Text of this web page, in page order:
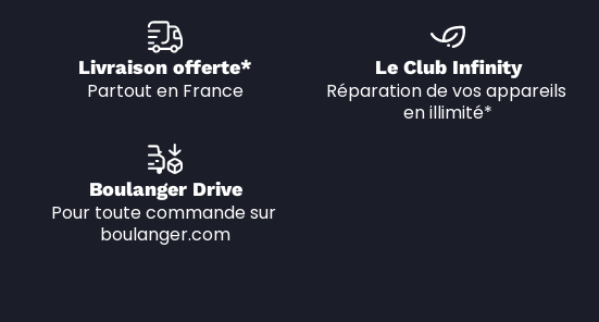
Livraison offerte*
Partout en France
Le Club Infinity
Réparation de vos appareils
en illimité*
Boulanger Drive
Pour toute commande sur
boulanger.com